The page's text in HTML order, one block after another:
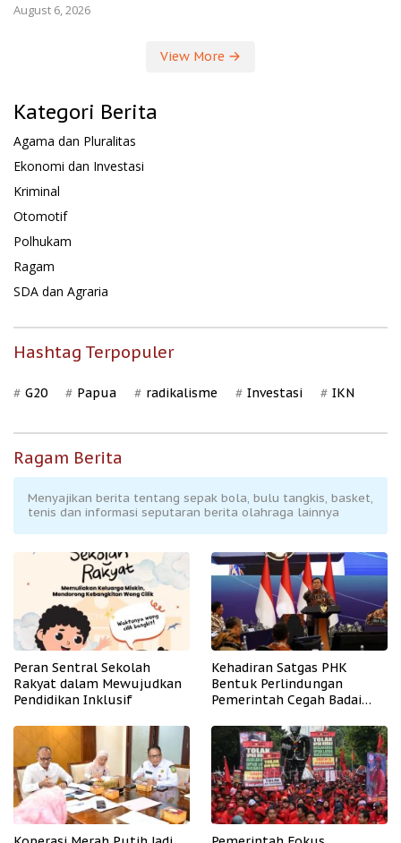
August 6, 2026
View More
Kategori Berita
Agama dan Pluralitas
Ekonomi dan Investasi
Kriminal
Otomotif
Polhukam
Ragam
SDA dan Agraria
Hashtag Terpopuler
G20 Papua radikalisme Investasi IKN
Ragam Berita
Menyajikan berita tentang sepak bola, bulu tangkis, basket,
tenis dan informasi seputaran berita olahraga lainnya
Peran Sentral Sekolah
Rakyat dalam Mewujudkan
Pendidikan Inklusif
Kehadiran Satgas PHK
Bentuk Perlindungan
Pemerintah Cegah Badai